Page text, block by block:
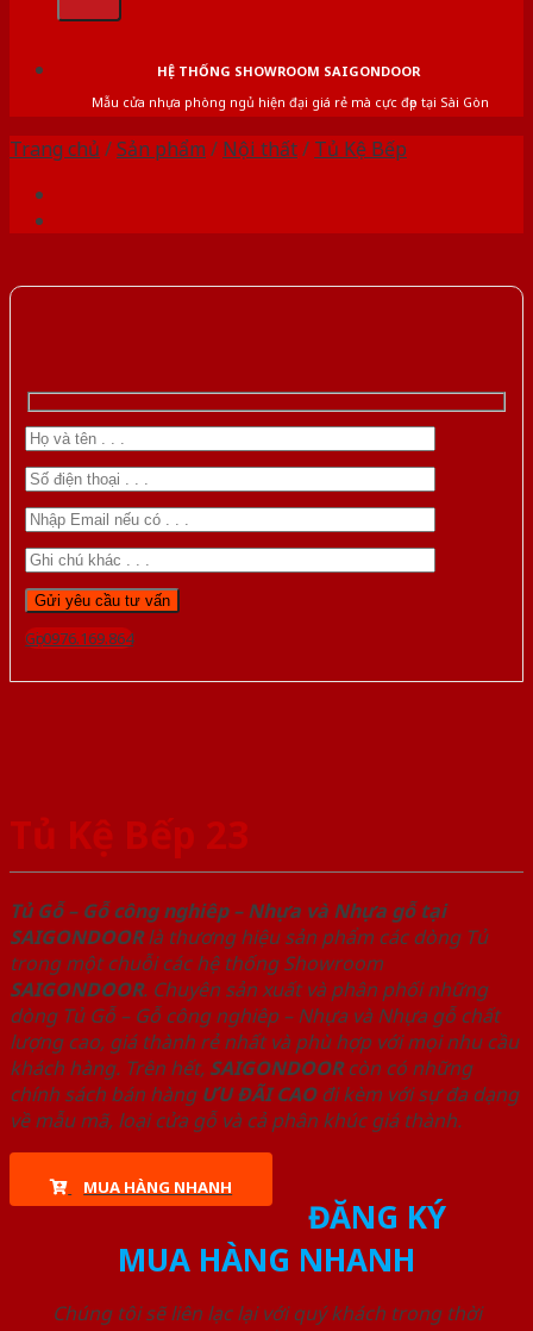
HỆ THỐNG SHOWROOM SAIGONDOOR
Mẫu cửa nhựa phòng ngủ hiện đại giá rẻ mà cực đẹp tại Sài Gòn
Trang chủ /Sản phẩm / Nội thất/ Tủ Kệ Bếp
Gọi 0976.169.864
Tủ Kệ Bếp 23
Tủ Gỗ – Gỗ công nghiêp – Nhựa và Nhựa gỗ tại
SAIGONDOORlà thương hiệu sản phẩm các dòng Tủ
trong một chuỗi các hệ thống Showroom
SAIGONDOOR. Chuyên sản xuất và phân phối những
dòng Tủ Gỗ – Gỗ công nghiêp – Nhựa và Nhựa gỗ chất
lượng cao, giá thành rẻ nhất và phù hợp với mọi nhu cầu
khách hàng. Trên hết, SAIGONDOORcòn có những
chính sách bán hàng ƯU ĐÃI CAOđi kèm với sự đa dạng
về mẫu mã, loại cửa gỗ và cả phân khúc giá thành.
MUA HÀNG NHANH
ĐĂNG KÝ
MUA HÀNG NHANH
Chúng tôi sẽ liên lạc lại với quý khách trong thời